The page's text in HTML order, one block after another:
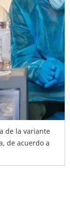
de la variante
de acuerdo a